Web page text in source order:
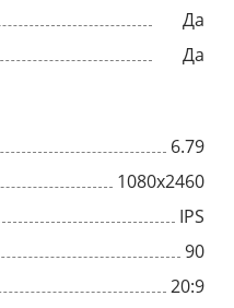
Да
Да
6.79
1080x2460
IPS
90
20:9